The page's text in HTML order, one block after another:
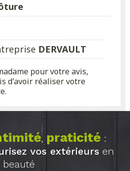
DERVAULT
pour votre avis,
d'avoir réaliser votre
, praticité:
vos extérieurs en
beauté